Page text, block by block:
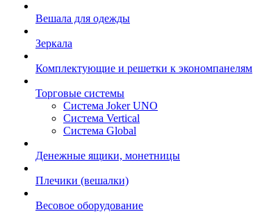
Вешала для одежды
Зеркала
Комплектующие и решетки к экономпанелям
Торговые системы
Система Joker UNO
Система Vertical
Система Global
Денежные ящики, монетницы
Плечики (вешалки)
Весовое оборудование